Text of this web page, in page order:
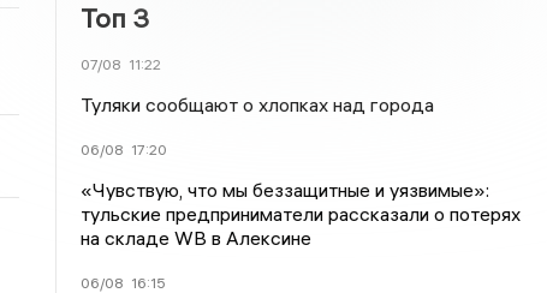
Топ 3
07/08 11:22
Туляки сообщают о хлопках над города
06/08 17:20
«Чувствую, что мы беззащитные и уязвимые»:
тульские предприниматели рассказали о потерях
на складе WB в Алексине
06/08 16:15